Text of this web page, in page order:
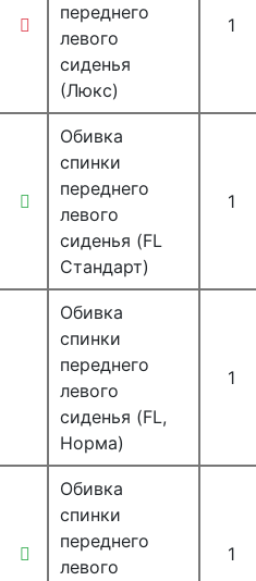
переднего
левого
сиденья
(Люкс)
1
Обивка
спинки
переднего
левого
сиденья (FL
Стандарт)
1
Обивка
спинки
переднего
левого
сиденья (FL,
Норма)
1
Обивка
спинки
переднего
левого
1